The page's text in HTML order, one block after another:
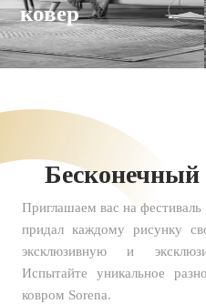
ковер
Бесконечный
Приглашаем вас на фестиваль
придал каждому рисунку
эксклюзивную и
Испытайте уникальное
ковром Sorena.